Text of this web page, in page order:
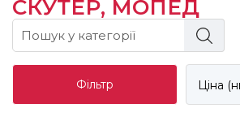
СКУТЕР, МОПЕД
Фільтр Ціна